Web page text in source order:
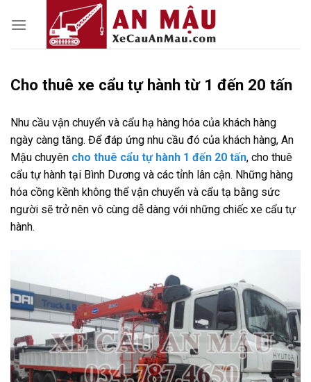
Cho thuê xe cẩu tự hành từ 1 đến 20 tấn
Nhu cầu vận chuyển và cẩu hạ hàng hóa của khách hàng
ngày càng tăng. Để đáp ứng nhu cầu đó của khách hàng, An
Mậu chuyên cho thuê cẩu tự hành 1 đến 20 tấn, cho thuê
cẩu tự hành tại Bình Dương và các tỉnh lân cận. Những hàng
hóa cồng kềnh không thể vận chuyển và cẩu tạ bằng sức
người sẽ trở nên vô cùng dễ dàng với những chiếc xe cẩu tự
hành.